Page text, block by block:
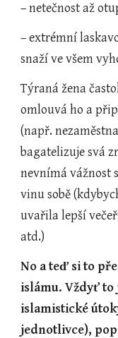
– netečnost až
– extrémní
snaží ve všem
Týraná žena
omlouvá ho a
(např.
bagatelizuje svá
nevnímá vážnost
vinu sobě
uvařila lepší
atd.)
No a teď si to
islámu. Vždyť to
islamistické
jednotlivce),